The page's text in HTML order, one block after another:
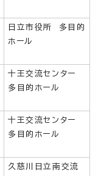
日立市役所 多目的
ホール
十王交流センター
多目的ホール
十王交流センター
多目的ホール
久慈川日立南交流